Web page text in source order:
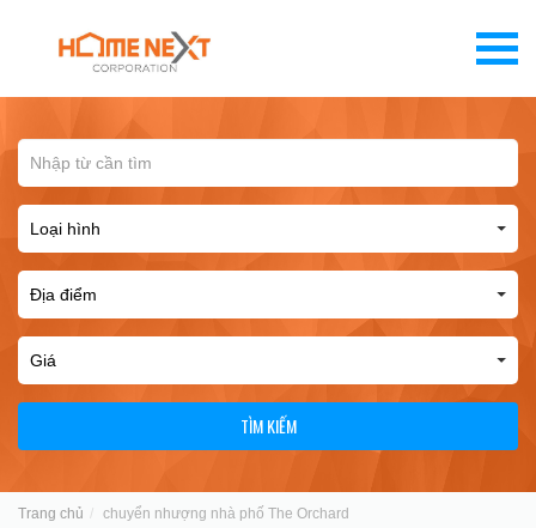
TÌM KIẾM
Trang chủ chuyển nhượng nhà phố The Orchard